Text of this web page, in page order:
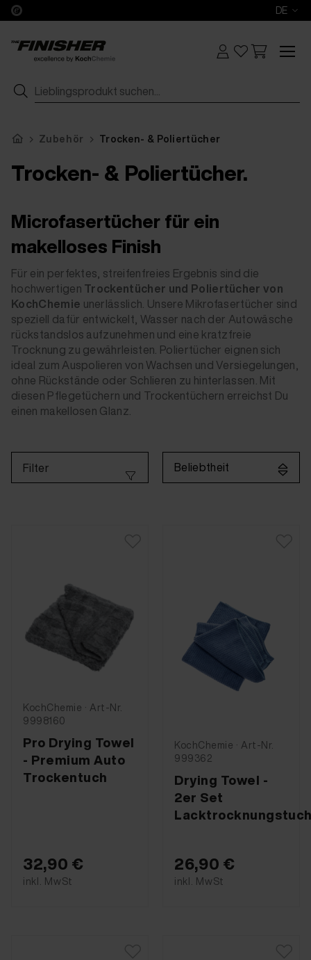
DE
Zubehör Trocken- & Poliertücher
Trocken- & Poliertücher.
Microfasertücher für ein
makelloses Finish
Für ein perfektes, streifenfreies Ergebnis sind die
hochwertigen Trockentücher und Poliertücher von
KochChemie unerlässlich. Unsere Mikrofasertücher sind
speziell dafür entwickelt, Wasser nach der Autowäsche
rückstandslos aufzunehmen und eine kratzfreie
Trocknung zu gewährleisten. Poliertücher eignen sich
ideal zum Auspolieren von Wachsen und Versiegelungen,
ohne Rückstände oder Schlieren zu hinterlassen. Mit
diesen Pflegetüchern und Trockentüchern erreichst Du
einen makellosen Glanz.
Beliebtheit
Filter
KochChemie · Art-Nr.
9998160
Pro Drying Towel
- Premium Auto
Trockentuch
32,90 €
inkl. MwSt
KochChemie · Art-Nr.
999362
Drying Towel -
2er Set
26,90 €
inkl. MwSt